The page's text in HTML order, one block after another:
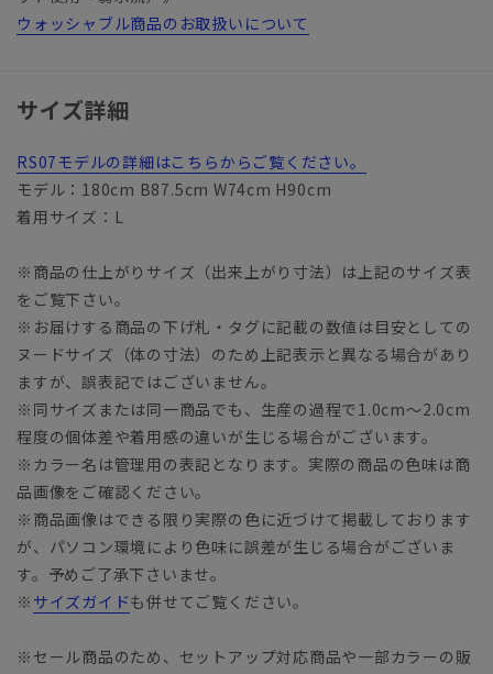
ウォッシャブル商品のお取扱いについて
サイズ詳細
RS07モデルの詳細はこちらからご覧ください。
モデル：180cm B87.5cm W74cm H90cm
着用サイズ：L
※商品の仕上がりサイズ（出来上がり寸法）は上記のサイズ表
をご覧下さい。
※お届けする商品の下げ札・タグに記載の数値は目安としての
ヌードサイズ（体の寸法）のため上記表示と異なる場合があり
ますが、誤表記ではございません。
※同サイズまたは同一商品でも、生産の過程で1.0cm～2.0cm
程度の個体差や着用感の違いが生じる場合がございます。
※カラー名は管理用の表記となります。実際の商品の色味は商
品画像をご確認ください。
※商品画像はできる限り実際の色に近づけて掲載しております
が、パソコン環境により色味に誤差が生じる場合がございま
す。予めご了承下さいませ。
※ サイズガイドも併せてご覧ください。
※セール商品のため、セットアップ対応商品や一部カラーの販